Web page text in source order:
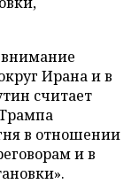
Ирана и в
считает
в отношении
и в